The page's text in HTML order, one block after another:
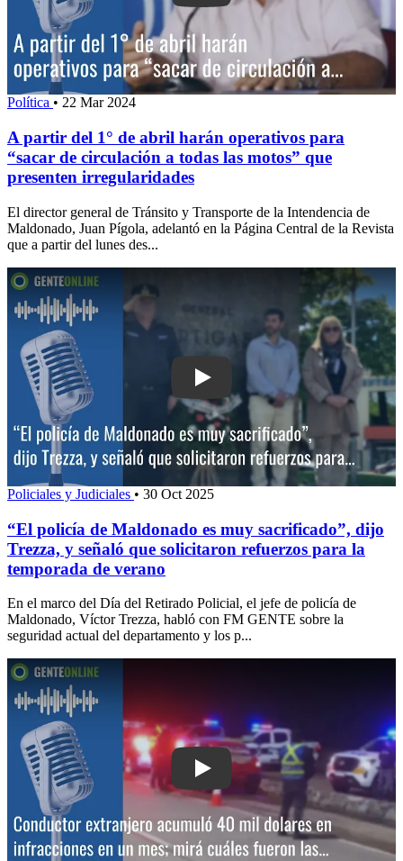
Política • 22 Mar 2024
A partir del 1° de abril harán operativos para
“sacar de circulación a todas las motos” que
presenten irregularidades
El director general de Tránsito y Transporte de la Intendencia de
Maldonado, Juan Pígola, adelantó en la Página Central de la Revista
que a partir del lunes des...
Play: “El policía de Maldonado es
Policiales y Judiciales • 30 Oct 2025
“El policía de Maldonado es muy sacrificado”, dijo
Trezza, y señaló que solicitaron refuerzos para la
temporada de verano
En el marco del Día del Retirado Policial, el jefe de policía de
Maldonado, Víctor Trezza, habló con FM GENTE sobre la
seguridad actual del departamento y los p...
Play: Conductor extranjero acumuló